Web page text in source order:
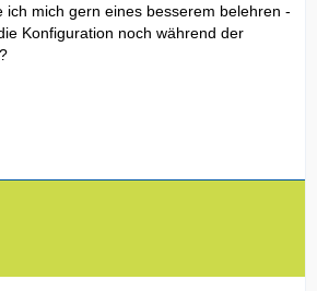
ich mich gern eines besserem belehren -
Konfiguration noch während der